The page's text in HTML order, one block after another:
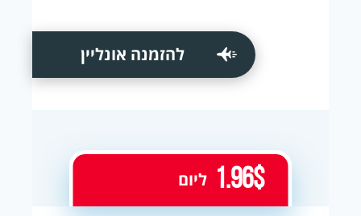
להזמנה אונליין
1.96$ ליום